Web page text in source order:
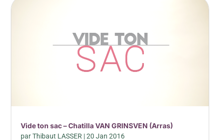
Vide ton sac – Chatilla VAN GRINSVEN (Arras)
parThibaut LASSER |20 Jan 2016